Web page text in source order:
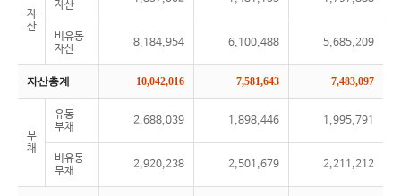
자
산
자산
비유동
자산
8,184,954 6,100,488 5,685,209
자산총계 10,042,016 7,581,643 7,483,097
부
채
유동
부채
2,688,039 1,898,446 1,995,791
비유동
부채
2,920,238 2,501,679 2,211,212